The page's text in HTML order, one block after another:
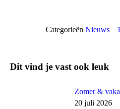
Categorieën Nieuws
Dit vind je vast ook leuk
Zomer &
20 juli 2026